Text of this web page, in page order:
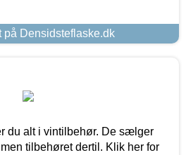
på Densidsteflaske.dk
du alt i vintilbehør. De sælger
tilbehøret dertil. Klik her for